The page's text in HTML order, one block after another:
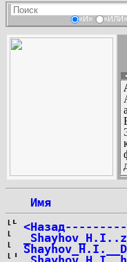
«И» «ИЛИ»
Имя
<Назад---------